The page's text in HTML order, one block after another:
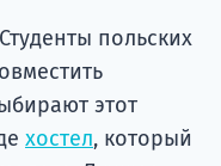
польских
этот
хостел, который